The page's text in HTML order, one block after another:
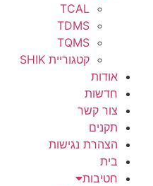
TCAL
TDMS
TQMS
קטגוריית SHIK
אודות
חדשות
צור קשר
תקנים
הצהרת נגישות
בית
חטיבות